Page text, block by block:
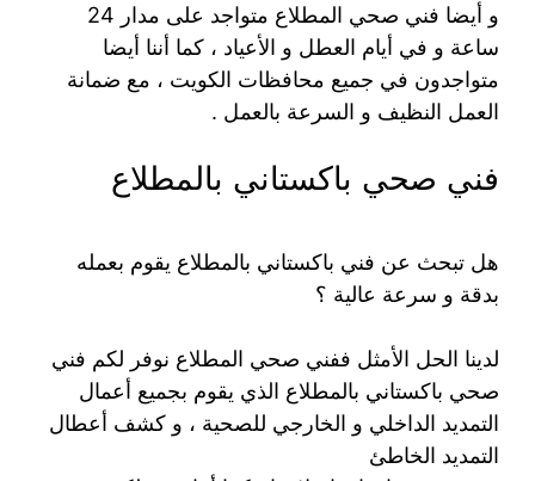
و أيضا فني صحي المطلاع متواجد على مدار 24
ساعة و في أيام العطل و الأعياد ، كما أننا أيضا
متواجدون في جميع محافظات الكويت ، مع ضمانة
العمل النظيف و السرعة بالعمل .
فني صحي باكستاني بالمطلاع
هل تبحث عن فني باكستاني بالمطلاع يقوم بعمله
بدقة و سرعة عالية ؟
لدينا الحل الأمثل ففني صحي المطلاع نوفر لكم فني
صحي باكستاني بالمطلاع الذي يقوم بجميع أعمال
التمديد الداخلي و الخارجي للصحية ، و كشف أعطال
التمديد الخاطئ